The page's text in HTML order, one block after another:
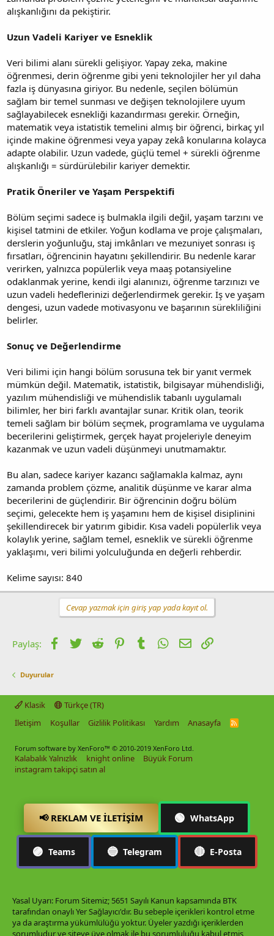
alışkanlığını da pekiştirir.
Uzun Vadeli Kariyer ve Esneklik
Veri bilimi alanı sürekli gelişiyor. Yapay zeka, makine
öğrenmesi, derin öğrenme gibi yeni teknolojiler her yıl daha
fazla iş dünyasına giriyor. Bu nedenle, seçilen bölümün
sağlam bir temel sunması ve değişen teknolojilere uyum
sağlayabilecek esnekliği kazandırması gerekir. Örneğin,
matematik veya istatistik temelini almış bir öğrenci, birkaç yıl
içinde makine öğrenmesi veya yapay zekâ konularına kolayca
adapte olabilir. Uzun vadede, güçlü temel + sürekli öğrenme
alışkanlığı = sürdürülebilir kariyer demektir.
Pratik Öneriler ve Yaşam Perspektifi
Bölüm seçimi sadece iş bulmakla ilgili değil, yaşam tarzını ve
kişisel tatmini de etkiler. Yoğun kodlama ve proje çalışmaları,
derslerin yoğunluğu, staj imkânları ve mezuniyet sonrası iş
fırsatları, öğrencinin hayatını şekillendirir. Bu nedenle karar
verirken, yalnızca popülerlik veya maaş potansiyeline
odaklanmak yerine, kendi ilgi alanınızı, öğrenme tarzınızı ve
uzun vadeli hedeflerinizi değerlendirmek gerekir. İş ve yaşam
dengesi, uzun vadede motivasyonu ve başarının sürekliliğini
belirler.
Sonuç ve Değerlendirme
Veri bilimi için hangi bölüm sorusuna tek bir yanıt vermek
mümkün değil. Matematik, istatistik, bilgisayar mühendisliği,
yazılım mühendisliği ve mühendislik tabanlı uygulamalı
bilimler, her biri farklı avantajlar sunar. Kritik olan, teorik
temeli sağlam bir bölüm seçmek, programlama ve uygulama
becerilerini geliştirmek, gerçek hayat projeleriyle deneyim
kazanmak ve uzun vadeli düşünmeyi unutmamaktır.
Bu alan, sadece kariyer kazancı sağlamakla kalmaz, aynı
zamanda problem çözme, analitik düşünme ve karar alma
becerilerini de güçlendirir. Bir öğrencinin doğru bölüm
seçimi, gelecekte hem iş yaşamını hem de kişisel disiplinini
şekillendirecek bir yatırım gibidir. Kısa vadeli popülerlik veya
kolaylık yerine, sağlam temel, esneklik ve sürekli öğrenme
yaklaşımı, veri bilimi yolculuğunda en değerli rehberdir.
Kelime sayısı: 840
Cevap yazmak için giriş yap yada kayıt ol.
Paylaş: Facebook
TwitterReddit PinterestTumblrWhatsApp
E-postaLink
Duyurular
Klasik
Türkçe (TR)
İletişim
Koşullar Gizlilik Politikası Yardım Anasayfa
R
Forum software by XenForo™ © 2010-2019 XenForo Ltd.
Kalabalık Yalnızlık knight online
Büyük Forum
instagram takipçi satın al
📢 REKLAM VE İLETIŞIM 🟢 WhatsApp
🟣 Teams 🔵 Telegram 🔴 E-Posta
Yasal Uyarı: Forum Sitemiz; 5651 Sayılı Kanun kapsamında BTK
tarafından onaylı Yer Sağlayıcı'dır. Bu sebeple içerikleri kontrol etme
ya da araştırma yükümlülüğü yoktur. Üyeler yazdığı içeriklerden
sorumludur ve siteye üye olmak ile bu sorumluluğu kabul etmiş